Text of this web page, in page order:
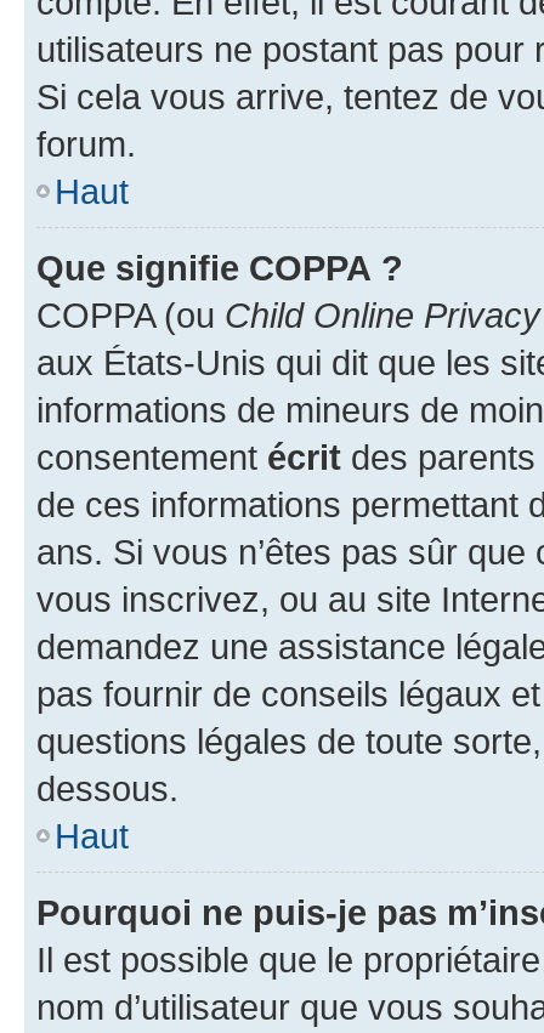
utilisateurs ne postant pas pour
Si cela vous arrive, tentez de
forum.
Haut
Que signifie COPPA ?
COPPA (ou Child Online
aux États-Unis qui dit que les
informations de mineurs de
consentement écrit des parents
de ces informations permettant
ans. Si vous n’êtes pas sûr
vous inscrivez, ou au site
demandez une assistance
pas fournir de conseils légaux
questions légales de toute
dessous.
Haut
Pourquoi ne puis-je pas
Il est possible que le
nom d’utilisateur que vous